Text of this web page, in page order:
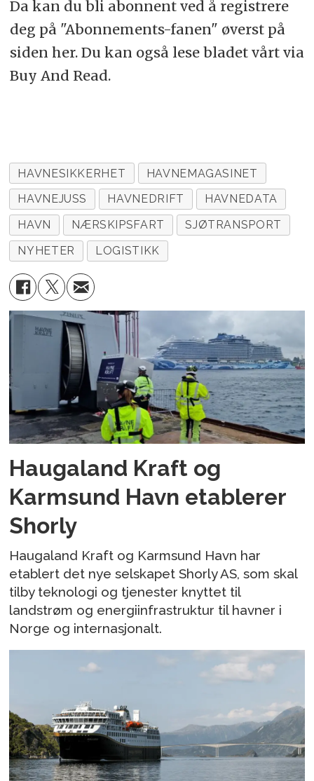
Da kan du bli abonnent ved å registrere
deg på "Abonnements-fanen" øverst på
siden her. Du kan også lese bladet vårt via
Buy And Read.
HAVNESIKKERHET
HAVNEMAGASINET
HAVNEJUSS
HAVNEDRIFT
HAVNEDATA
HAVN
NÆRSKIPSFART
SJØTRANSPORT
NYHETER
LOGISTIKK
Haugaland Kraft og
Karmsund Havn etablerer
Shorly
Haugaland Kraft og Karmsund Havn har
etablert det nye selskapet Shorly AS, som skal
tilby teknologi og tjenester knyttet til
landstrøm og energiinfrastruktur til havner i
Norge og internasjonalt.